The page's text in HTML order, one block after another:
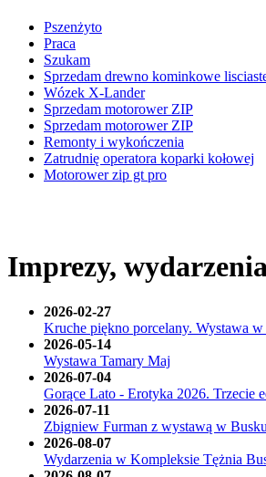
Pszenżyto
Praca
Szukam
Sprzedam drewno kominkowe
Wózek X-Lander
Sprzedam motorower ZIP
Sprzedam motorower ZIP
Remonty i wykończenia
Zatrudnię operatora koparki kołowej
Motorower zip gt pro
Imprezy,
2026-02-27
Kruche piękno porcelany. Wystawa
2026-05-14
Wystawa Tamary Maj
2026-07-04
Gorące Lato - Erotyka 2026. Trzecie
2026-07-11
Zbigniew Furman z wystawą w
2026-08-07
Wydarzenia w Kompleksie Tężnia